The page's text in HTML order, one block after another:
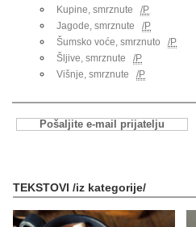
Kupine, smrznute
/P
Jagode, smrznute
/P
Šumsko voće, smrznuto
/P
Šljive, smrznute
/P
Višnje, smrznute
/P
Pošaljite e-mail prijatelju
TEKSTOVI /iz kategorije/